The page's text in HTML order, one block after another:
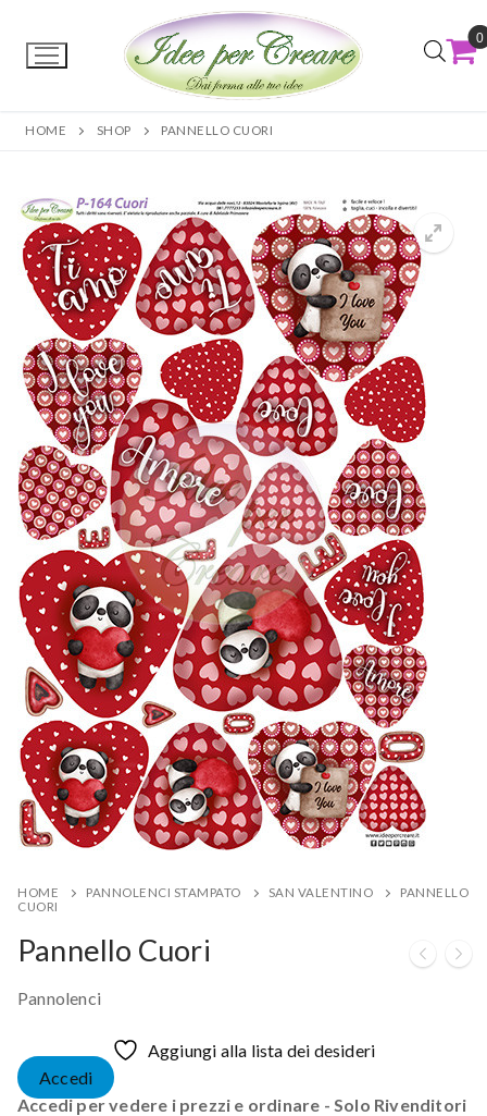
0
HOME SHOP PANNELLO CUORI
HOME PANNOLENCI STAMPATO SAN VALENTINO
PANNELLO
CUORI
Pannello Cuori
Pannolenci
Aggiungi alla lista dei desideri
Accedi
Accedi per vedere i prezzi e ordinare - Solo Rivenditori